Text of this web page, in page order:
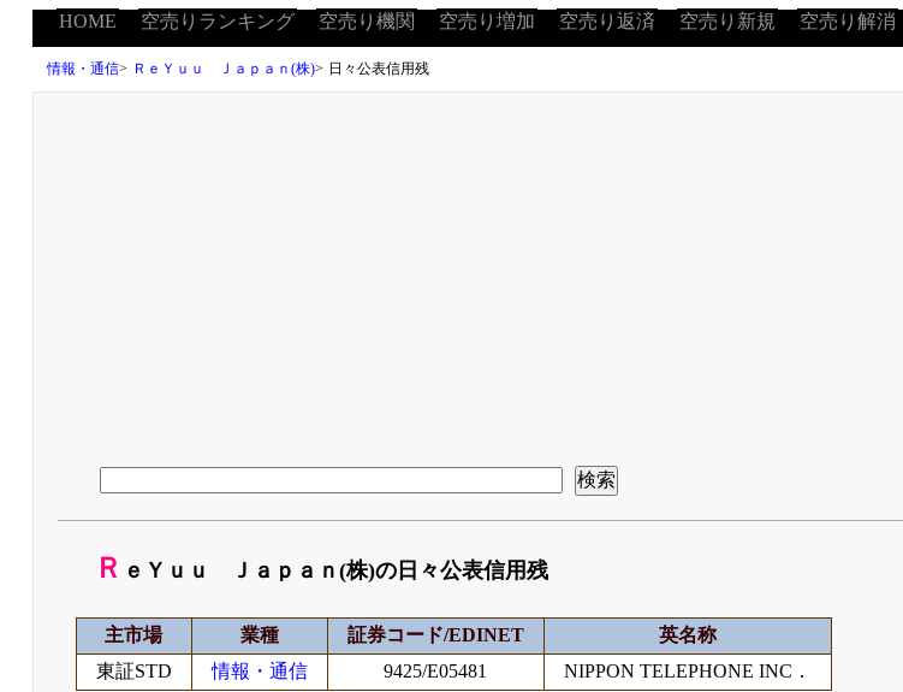
HOME 空売りランキング 空売り機関 空売り増加 空売り返済 空売り新規 空売り解消
情報・通信> ＲｅＹｕｕ Ｊａｐａｎ(株)> 日々公表信用残
Ｒ ｅＹｕｕ Ｊａｐａｎ(株)の日々公表信用残
主市場 業種 証券コード/EDINET
英名称
東証STD
情報・通信 9425/E05481 NIPPON TELEPHONE INC．